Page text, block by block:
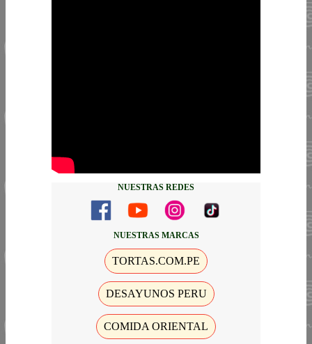
NUESTRAS REDES
NUESTRAS MARCAS
TORTAS.COM.PE
DESAYUNOS PERU
COMIDA ORIENTAL